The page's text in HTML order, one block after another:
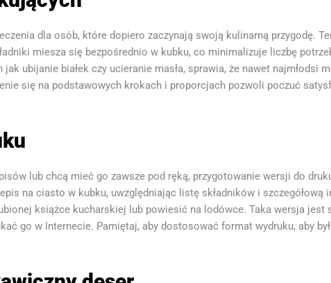
dla osób, które dopiero zaczynają swoją kulinarną przygodę.
miesza się bezpośrednio w kubku, co minimalizuje liczbę
ubijanie białek czy ucieranie masła, sprawia, że nawet najmłodsi
się na podstawowych krokach i proporcjach pozwoli poczuć
lub chcą mieć go zawsze pod ręką, przygotowanie wersji do
na ciasto w kubku, uwzględniając listę składników i szczegółową
książce kucharskiej lub powiesić na lodówce. Taka wersja jest
go w Internecie. Pamiętaj, aby dostosować format wydruku, aby